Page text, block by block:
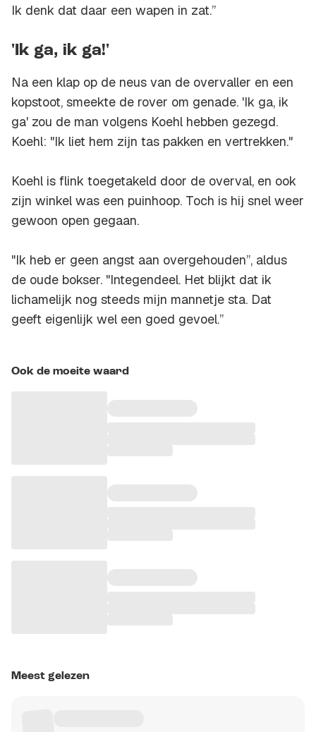
Ik denk dat daar een wapen in zat.’’
'Ik ga, ik ga!'
Na een klap op de neus van de overvaller en een
kopstoot, smeekte de rover om genade. 'Ik ga, ik
ga' zou de man volgens Koehl hebben gezegd.
Koehl: "Ik liet hem zijn tas pakken en vertrekken."
Koehl is flink toegetakeld door de overval, en ook
zijn winkel was een puinhoop. Toch is hij snel weer
gewoon open gegaan.
"Ik heb er geen angst aan overgehouden’’, aldus
de oude bokser. "Integendeel. Het blijkt dat ik
lichamelijk nog steeds mijn mannetje sta. Dat
geeft eigenlijk wel een goed gevoel.’’
Ook de moeite waard
Meest gelezen